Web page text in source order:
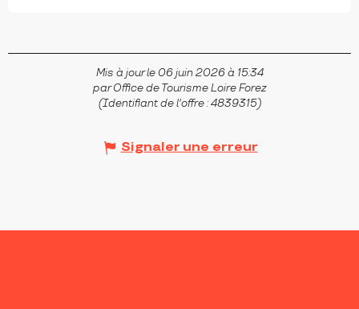
Mis à jour le 06 juin 2026 à 15:34
par Office de Tourisme Loire Forez
(Identifiant de l'offre :4839315)
Signaler une erreur